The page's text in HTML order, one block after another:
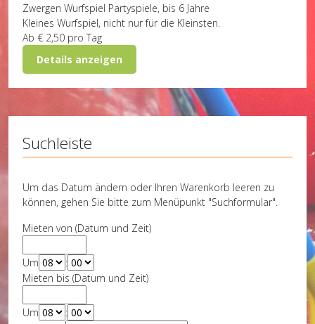
Zwergen Wurfspiel Partyspiele, bis 6 Jahre
Kleines Wurfspiel, nicht nur für die Kleinsten.
Ab € 2,50 pro Tag
Details anzeigen
Suchleiste
Um das Datum ändern oder Ihren Warenkorb leeren zu
können, gehen Sie bitte zum Menüpunkt "Suchformular".
Mieten von (Datum und Zeit)
Um
:
Mieten bis (Datum und Zeit)
Um
: